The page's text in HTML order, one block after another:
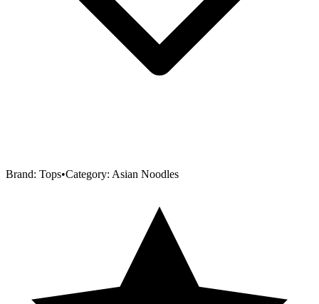
Brand: Tops•Category: Asian Noodles